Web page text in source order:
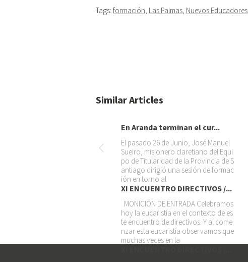
Tags: formación, Las Palmas, Nuevos Educadores
Similar Articles
En Aranda terminan el cur...
El pasado 26 de Junio, José Manuel
Sueiro, misionero claretiano del Equi
po de Titularidad de la Provincia de S
antiago dirigió una sesión de formac
ión en torno al
XI ENCUENTRO DIRECTIVOS /...
MONICIÓN DE ENTRADA Celebramos
hoy la eucaristía en el contexto de es
te encuentro de directivos. Y al come
nzar esta eucaristía observamos que
muchas veces en la